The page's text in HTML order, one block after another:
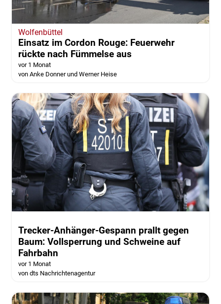
Wolfenbüttel
Einsatz im Cordon Rouge: Feuerwehr
rückte nach Fümmelse aus
vor 1 Monat
von Anke Donner und Werner Heise
Trecker-Anhänger-Gespann prallt gegen
Baum: Vollsperrung und Schweine auf
Fahrbahn
vor 1 Monat
von dts Nachrichtenagentur